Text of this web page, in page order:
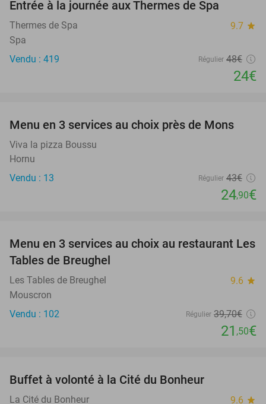
Entrée à la journée aux Thermes de Spa
Thermes de Spa 9.7 star
Spa
Vendu : 419
Régulier 48€
24€
42%
Menu en 3 services au choix près de Mons
Viva la pizza Boussu
Hornu
Vendu : 13
Régulier 43€
24,90€
46%
Menu en 3 services au choix au restaurant Les
Tables de Breughel
Les Tables de Breughel 9.6 star
Mouscron
Vendu : 102
Régulier 39,70€
21 ,50€
Buffet à volonté à la Cité du Bonheur
La Cité du Bonheur 9.6 star